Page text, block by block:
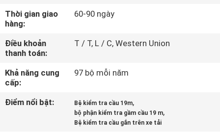
MÁY
KIỂM
SOÁT
CHẤT
LƯỢNG
Thời gian giao
hàng:
60-90 ngày
Điều khoản
thanh toán:
T / T, L / C, Western Union
Khả năng cung
cấp:
97 bộ mỗi năm
Điểm nổi bật: Bệ kiểm tra cầu 19m,
bộ phận kiểm tra gầm cầu 19 m,
Bệ kiểm tra cầu gắn trên xe tải